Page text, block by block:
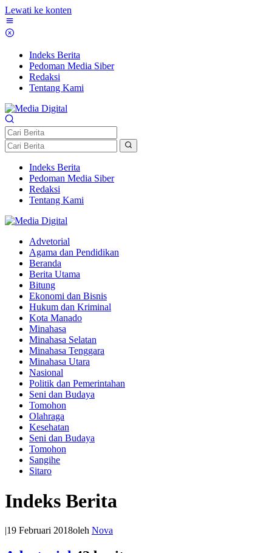
Lewati ke konten
Indeks Berita
Pedoman Media Siber
Redaksi
Tentang Kami
Indeks Berita
Pedoman Media Siber
Redaksi
Tentang Kami
Advetorial
Agama dan Pendidikan
Beranda
Berita Utama
Bitung
Ekonomi dan Bisnis
Hukum dan Kriminal
Kota Manado
Minahasa
Minahasa Selatan
Minahasa Tenggara
Minahasa Utara
Nasional
Politik dan Pemerintahan
Seni dan Budaya
Tomohon
Olahraga
Kesehatan
Seni dan Budaya
Tomohon
Sangihe
Sitaro
Indeks Berita
|19 Februari 2018oleh Nova